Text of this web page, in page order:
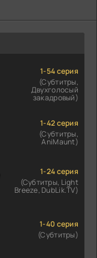
1-54 серия
(Субтитры,
Двухголосый
закадровый)
1-42 серия
(Субтитры,
AniMaunt)
1-24 серия
(Субтитры, Light
Breeze, DubLik.TV)
1-40 серия
(Субтитры)